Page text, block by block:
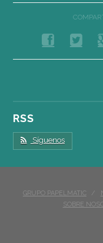
RSS
Síguenos
GRUPO PAPELMATIC
SOBRE